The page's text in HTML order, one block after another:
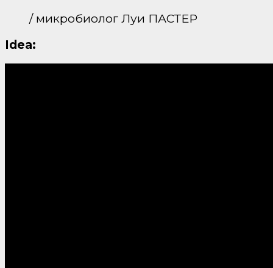
/ микробиолог Луи ПАСТЕР
Idea: